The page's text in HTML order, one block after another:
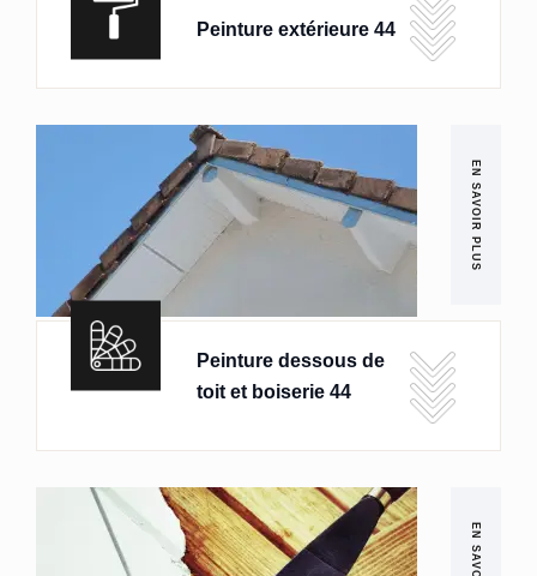
Peinture extérieure 44
EN SAVOIR PLUS
Peinture dessous de
toit et boiserie 44